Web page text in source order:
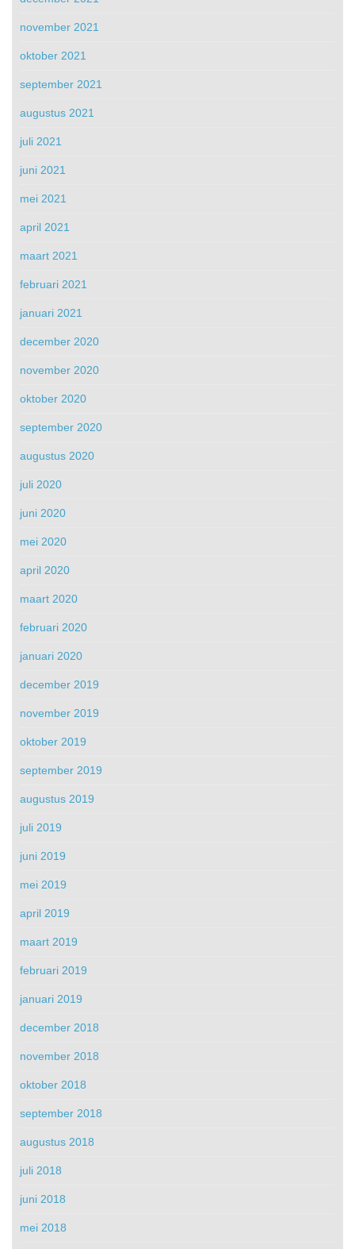
november 2021
oktober 2021
september 2021
augustus 2021
juli 2021
juni 2021
mei 2021
april 2021
maart 2021
februari 2021
januari 2021
december 2020
november 2020
oktober 2020
september 2020
augustus 2020
juli 2020
juni 2020
mei 2020
april 2020
maart 2020
februari 2020
januari 2020
december 2019
november 2019
oktober 2019
september 2019
augustus 2019
juli 2019
juni 2019
mei 2019
april 2019
maart 2019
februari 2019
januari 2019
december 2018
november 2018
oktober 2018
september 2018
augustus 2018
juli 2018
juni 2018
mei 2018